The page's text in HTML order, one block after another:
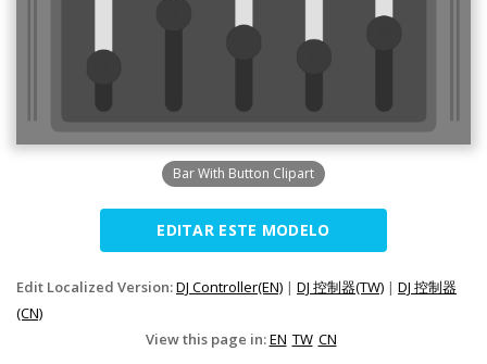
Bar With Button Clipart
EDITAR ESTE MODELO
Edit Localized Version:DJ Controller(EN) | DJ 控制器(TW) | DJ 控制器
(CN)
View this page in:EN TW CN